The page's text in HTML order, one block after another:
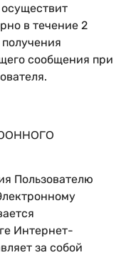
в течение 2
сообщения при
Пользователю
Интернет-
за собой